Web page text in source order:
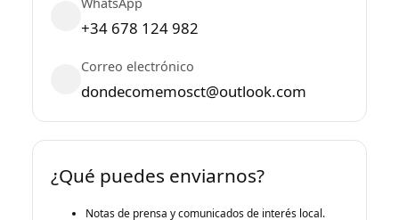
+34 678 124 982
Correo electrónico
dondecomemosct@outlook.com
¿Qué puedes enviarnos?
Notas de prensa y comunicados de interés local.